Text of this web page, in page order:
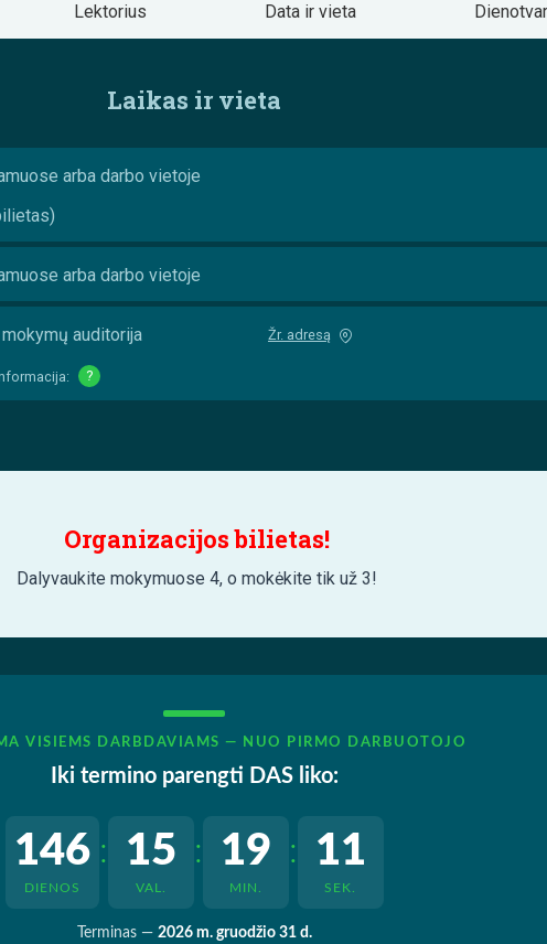
Lektorius Data ir vieta
Laikas ir vieta
arba darbo vietoje
arba darbo vietoje
auditorija
?
Žr. adresą
Organizacijos bilietas!
Dalyvaukite mokymuose 4, o mokėkite tik už 3!
VISIEMS DARBDAVIAMS — NUO PIRMO DARBUOTOJO
Iki termino parengti DAS liko:
146
DIENOS
: 15
VAL.
: 19
MIN.
: 10
SEK.
Terminas — 2026 m. gruodžio 31 d.